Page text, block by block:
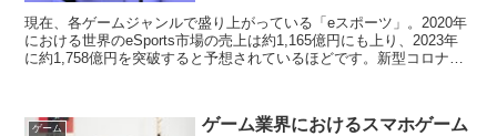
現在、各ゲームジャンルで盛り上がっている「eスポーツ」。2020年
における世界のeSports市場の売上は約1,165億円にも上り、2023年
に約1,758億円を突破すると予想されているほどです。新型コロナウ
ゲーム
ゲーム業界におけるスマホゲーム